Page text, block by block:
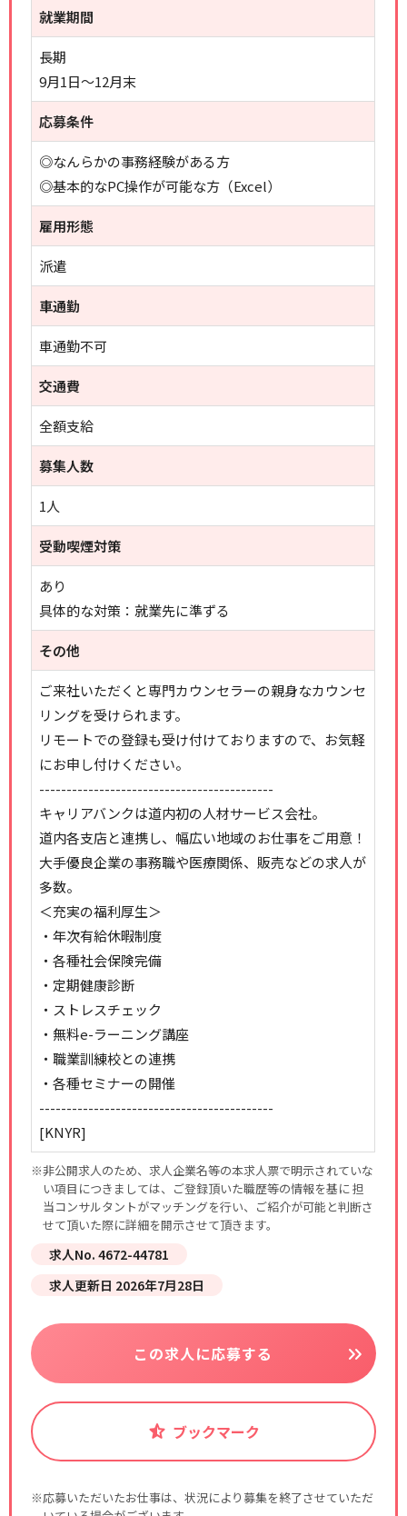
就業期間
長期
9月1日～12月末
応募条件
◎なんらかの事務経験がある方
◎基本的なPC操作が可能な方（Excel）
雇用形態
派遣
車通勤
車通勤不可
交通費
全額支給
募集人数
1人
受動喫煙対策
あり
具体的な対策：就業先に準ずる
その他
ご来社いただくと専門カウンセラーの親身なカウンセ
リングを受けられます。
リモートでの登録も受け付けておりますので、お気軽
にお申し付けください。
-------------------------------------------
キャリアバンクは道内初の人材サービス会社。
道内各支店と連携し、幅広い地域のお仕事をご用意！
大手優良企業の事務職や医療関係、販売などの求人が
多数。
＜充実の福利厚生＞
・年次有給休暇制度
・各種社会保険完備
・定期健康診断
・ストレスチェック
・無料e-ラーニング講座
・職業訓練校との連携
・各種セミナーの開催
-------------------------------------------
[KNYR]
※非公開求人のため、求人企業名等の本求人票で明示されていな
い項目につきましては、ご登録頂いた職歴等の情報を基に 担
当コンサルタントがマッチングを行い、ご紹介が可能と判断さ
せて頂いた際に詳細を開示させて頂きます。
求人No. 4672-44781
求人更新日 2026年7月28日
この求人に応募する
ブックマーク
※応募いただいたお仕事は、状況により募集を終了させていただ